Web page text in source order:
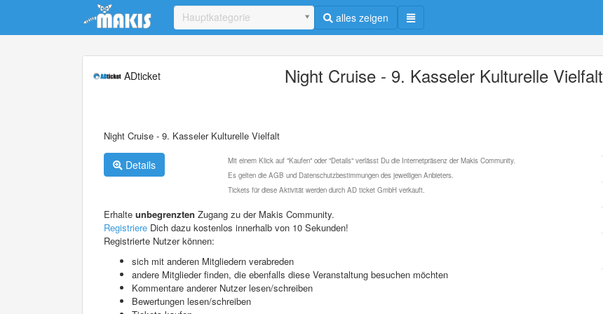
Update cookies preferences
Hauptkategorie alles zeigen
ADticket Night Cruise - 9. Kasseler Kulturelle Vielfalt
Night Cruise - 9. Kasseler Kulturelle Vielfalt
Details
Mit einem Klick auf "Kaufen" oder "Details" verlässt Du die Internetpräsenz der Makis Community.
Es gelten die AGB und Datenschutzbestimmungen des jeweiligen Anbieters.
Tickets für diese Aktivität werden durch AD ticket GmbH verkauft.
Erhalte unbegrenzten Zugang zu der Makis Community.
Registriere Dich dazu kostenlos innerhalb von 10 Sekunden!
Registrierte Nutzer können:
sich mit anderen Mitgliedern verabreden
andere Mitglieder finden, die ebenfalls diese Veranstaltung besuchen möchten
Kommentare anderer Nutzer lesen/schreiben
Bewertungen lesen/schreiben